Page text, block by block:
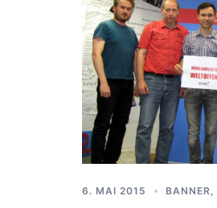
6. MAI 2015 BANNER